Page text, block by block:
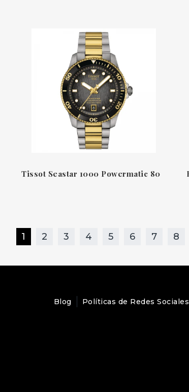
Tissot Seastar 1000 Powermatic 80
1 2 3 4 5 6 7 8
Blog Políticas de Redes Sociales